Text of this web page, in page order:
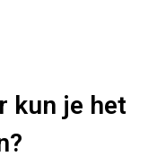
kun je het